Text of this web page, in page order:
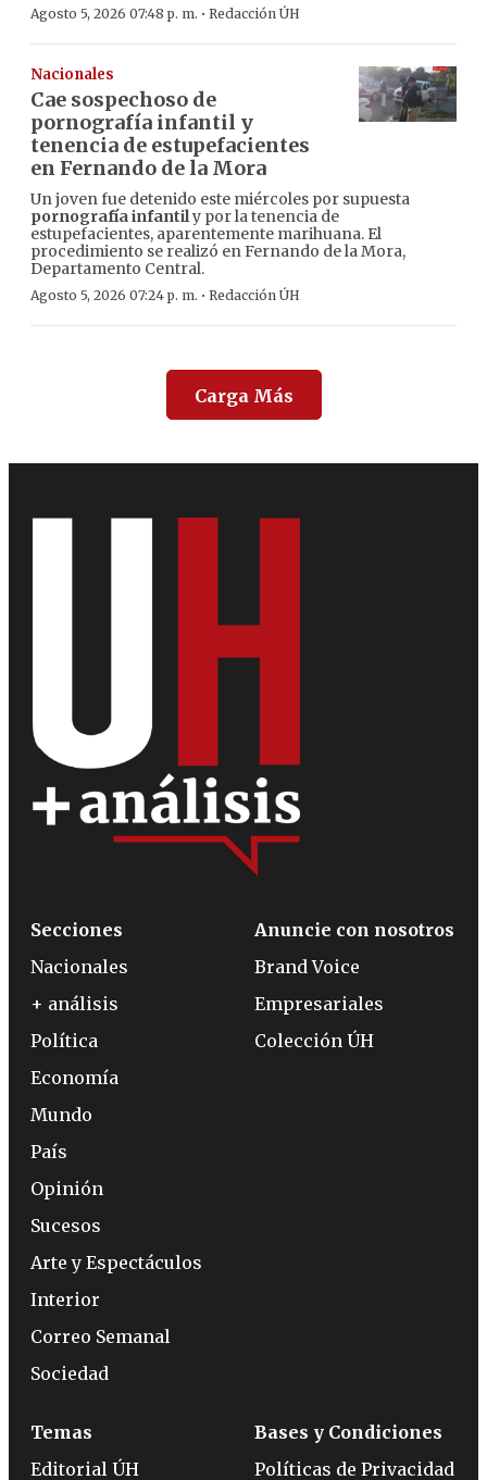
Agosto 5, 2026 07:48 p. m. · Redacción ÚH
Nacionales
Cae sospechoso de
pornografía infantil y
tenencia de estupefacientes
en Fernando de la Mora
Un joven fue detenido este miércoles por supuesta
pornografía infantily por la tenencia de
estupefacientes, aparentemente marihuana. El
procedimiento se realizó en Fernando de la Mora,
Departamento Central.
Agosto 5, 2026 07:24 p. m. · Redacción ÚH
Carga Más
Secciones
Nacionales
+ análisis
Política
Economía
Mundo
País
Opinión
Sucesos
Arte y Espectáculos
Interior
Correo Semanal
Sociedad
Anuncie con nosotros
Brand Voice
Empresariales
Colección ÚH
Temas
Editorial ÚH
Bases y Condiciones
Políticas de Privacidad